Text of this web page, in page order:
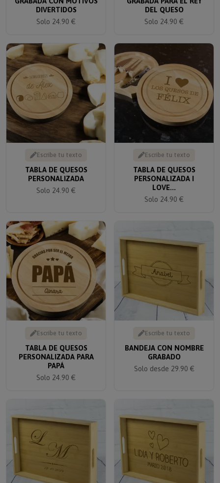
DIVERTIDOS
Solo 24.90 €
DEL QUESO
Solo 24.90 €
Escribe tu texto
TABLA DE QUESOS
PERSONALIZADA
Solo 24.90 €
Escribe tu texto
TABLA DE QUESOS
PERSONALIZADA I
LOVE...
Solo 24.90 €
Escribe tu texto
TABLA DE QUESOS
PERSONALIZADA PARA
PAPÁ
Solo 24.90 €
Escribe tu texto
BANDEJA CON NOMBRE
GRABADO
Solo desde 29.90 €